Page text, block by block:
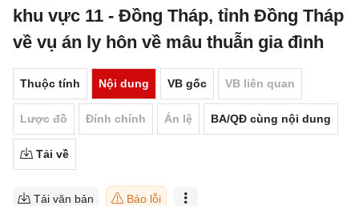
khu vực 11 - Đồng Tháp, tỉnh Đồng Tháp
về vụ án ly hôn về mâu thuẫn gia đình
Thuộc tính Nội dung VB gốc VB liên quan
Lược đồ Đính chính Án lệ BA/QĐ cùng nội dung
Tải về
Tải văn bản Báo lỗi